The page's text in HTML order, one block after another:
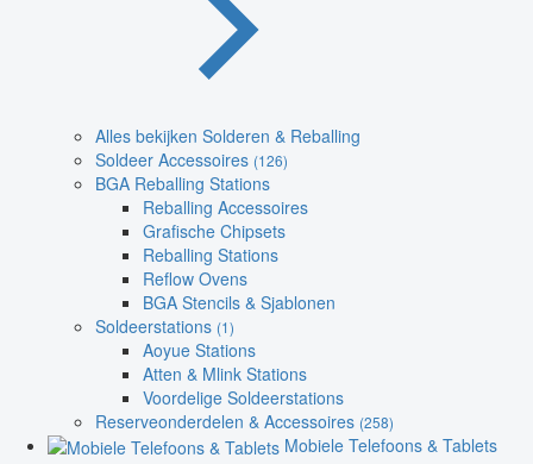
Alles bekijken Solderen & Reballing
Soldeer Accessoires (126)
BGA Reballing Stations
Reballing Accessoires
Grafische Chipsets
Reballing Stations
Reflow Ovens
BGA Stencils & Sjablonen
Soldeerstations (1)
Aoyue Stations
Atten & Mlink Stations
Voordelige Soldeerstations
Reserveonderdelen & Accessoires (258)
Mobiele Telefoons & Tablets